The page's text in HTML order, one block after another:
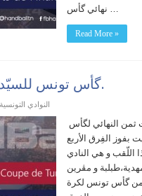
نهائي گأس …
Read More »
گأس تونس للسيّدات:ثمن نهائي بدون مفاجآت.
النوادي التونسية
بفوز الفِرق الأربع
اللّقب و هي النادي
و مڨرين
من گأس تونس لكرة